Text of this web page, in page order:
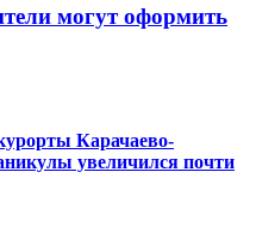
могут оформить
Карачаево-
увеличился почти